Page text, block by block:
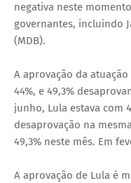
negativa neste
governantes, incluindo
(MDB).
A aprovação da
44%, e 49,3%
junho, Lula estava com
desaprovação na
49,3% neste mês. Em
A aprovação de Lula é